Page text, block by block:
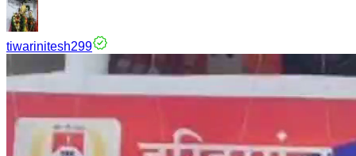
tiwarinitesh299